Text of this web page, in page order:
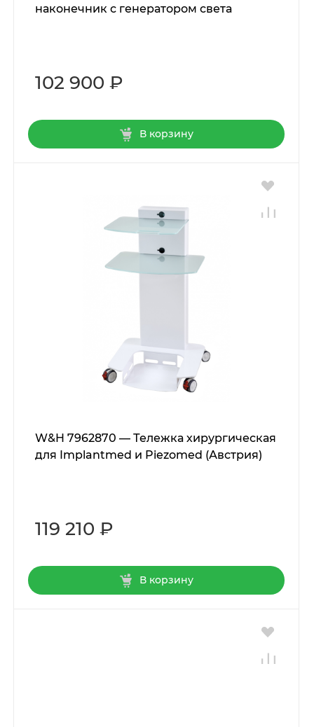
наконечник с генератором света
102 900 ₽
В корзину
W&H 7962870 — Тележка хирургическая
для Implantmed и Piezomed (Австрия)
119 210 ₽
В корзину